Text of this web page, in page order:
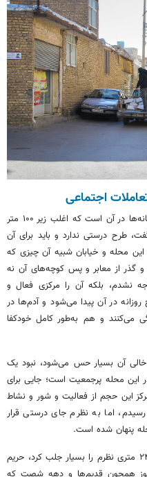
اجتماعی
نکته قابل توجه دیگر در این محله، ابعاد خانه‌ها در آن است که اغلب زیر ۱۰۰ متر
طرح درستی ندارد و باید برای آن
این محله و خیابان شبیه آن چیزی که
گذر از معابر و پس کوچه‌های آن نه
نشدم، بلکه آن را مرکزی فعال و
روزانه در آن پیدا می‌شود و آدم‌ها در
می‌کنند و هم به‌طور کامل خودکفا
خالی آن بسیار حس می‌شود، نبود یک
محله پرجمعیت است؛ جایی برای
این حجم از فعالیت و شور و نشاط
اما به نظرم جای درستی قرار
پنهان شده است.
نکته جالبی که در قسمت مسکونی محله ۲۴ متری نظرم را بسیار جلب کرد، حریم
همچون قدیم‌ها و دهه شصت که